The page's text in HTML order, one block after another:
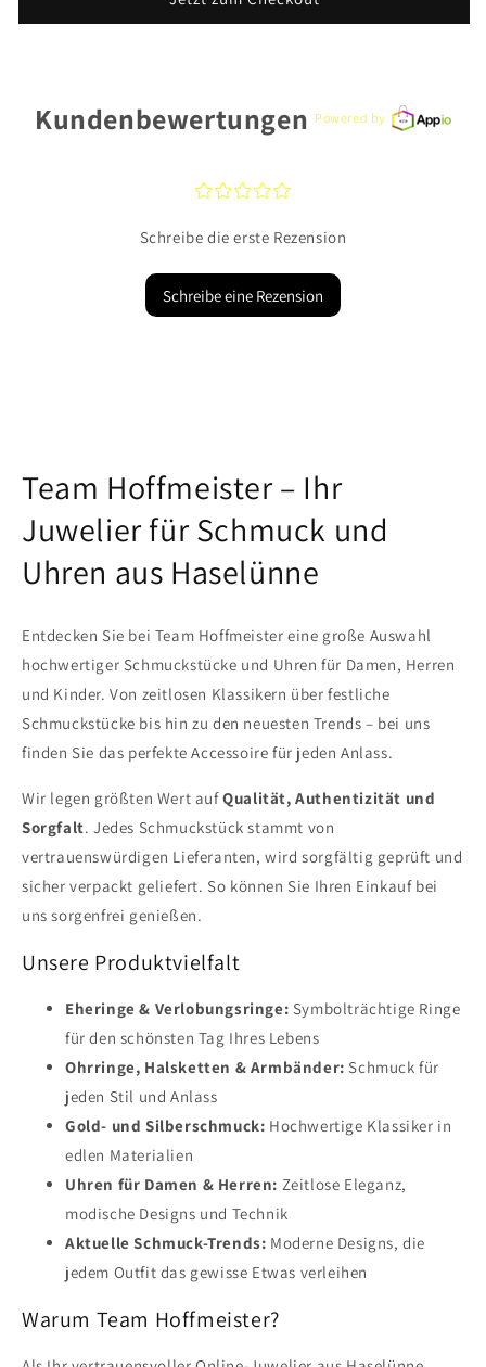
FS5838
Kundenbewertungen Powered by
¤¤¤¤¤
Schreibe die erste Rezension
Schreibe eine Rezension
Team Hoffmeister – Ihr
Juwelier für Schmuck und
Uhren aus Haselünne
Entdecken Sie bei Team Hoffmeister eine große Auswahl
hochwertiger Schmuckstücke und Uhren für Damen, Herren
und Kinder. Von zeitlosen Klassikern über festliche
Schmuckstücke bis hin zu den neuesten Trends – bei uns
finden Sie das perfekte Accessoire für jeden Anlass.
Wir legen größten Wert aufQualität, Authentizität und
Sorgfalt. Jedes Schmuckstück stammt von
vertrauenswürdigen Lieferanten, wird sorgfältig geprüft und
sicher verpackt geliefert. So können Sie Ihren Einkauf bei
uns sorgenfrei genießen.
Unsere Produktvielfalt
Eheringe & Verlobungsringe: Symbolträchtige Ringe
für den schönsten Tag Ihres Lebens
Ohrringe, Halsketten & Armbänder: Schmuck für
jeden Stil und Anlass
Gold- und Silberschmuck: Hochwertige Klassiker in
edlen Materialien
Uhren für Damen & Herren: Zeitlose Eleganz,
modische Designs und Technik
Aktuelle Schmuck-Trends: Moderne Designs, die
jedem Outfit das gewisse Etwas verleihen
Warum Team Hoffmeister?